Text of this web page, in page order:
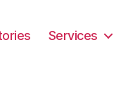
Services